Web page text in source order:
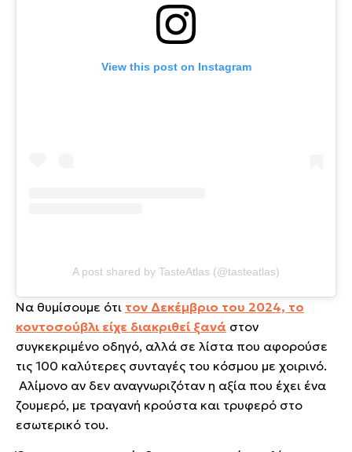
View this post on Instagram
A post shared by TasteAtlas (@tasteatlas)
Να θυμίσουμε ότι τον Δεκέμβριο του 2024, το
κοντοσούβλι είχε διακριθεί ξανά στον
συγκεκριμένο οδηγό, αλλά σε λίστα που αφορούσε
τις 100 καλύτερες συνταγές του κόσμου με χοιρινό.
Αλίμονο αν δεν αναγνωριζόταν η αξία που έχει ένα
ζουμερό, με τραγανή κρούστα και τρυφερό στο
εσωτερικό του.